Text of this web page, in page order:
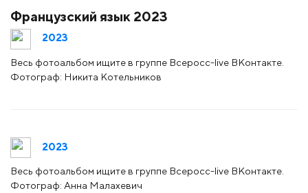
Французский язык 2023
2023
Весь фотоальбом ищите в группе Всеросс-live ВКонтакте.
Фотограф: Никита Котельников
2023
Весь фотоальбом ищите в группе Всеросс-live ВКонтакте.
Фотограф: Анна Малахевич